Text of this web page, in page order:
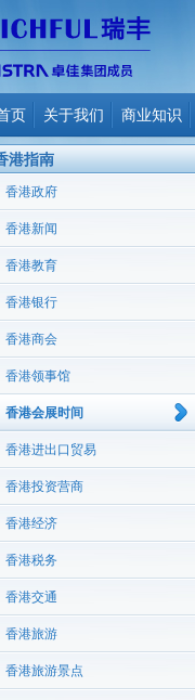
页 关于我们 商业知识
港指南
香港政府
香港新闻
香港教育
香港银行
香港商会
香港领事馆
香港会展时间
香港进出口贸易
香港投资营商
香港经济
香港税务
香港交通
香港旅游
香港旅游景点